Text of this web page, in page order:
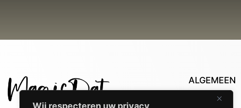
Wij respecteren uw privacy
ALGEMEEN
Contact